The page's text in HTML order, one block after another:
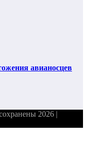
авианосцев
2026 |